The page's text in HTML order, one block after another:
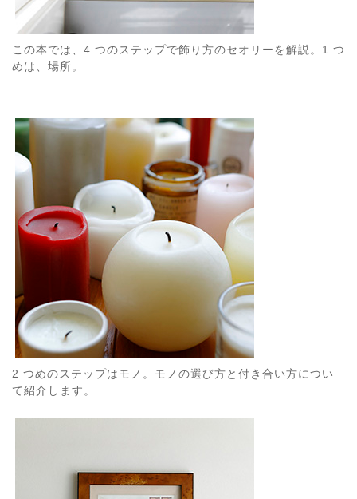
この本では、4 つのステップで飾り方のセオリーを解説。1 つ
めは、場所。
2 つめのステップはモノ。モノの選び方と付き合い方につい
て紹介します。